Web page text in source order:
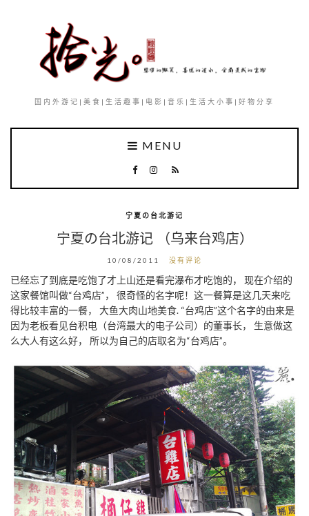
国内外游记|美食|生活趣事|电影|音乐|生活大小事|好物分享
MENU
宁夏の台北游记
宁夏の台北游记 （乌来台鸡店）
10/08/2011 没有评论
已经忘了到底是吃饱了才上山还是看完瀑布才吃饱的， 现在介绍的
这家餐馆叫做“台鸡店”， 很奇怪的名字呢！这一餐算是这几天来吃
得比较丰富的一餐， 大鱼大肉山地美食. “台鸡店”这个名字的由来是
因为老板看见台积电（台湾最大的电子公司）的董事长， 生意做这
么大人有这么好， 所以为自己的店取名为“台鸡店”。